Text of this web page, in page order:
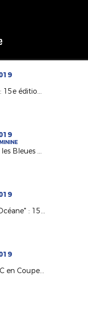
District de Vendée : 15e édition de Foot'Océane
Coupe du Monde : les Bleues dominent la Norvège !
Evénement "Foot'Océane" : 15e édition en vue !
Victoire de Sablé FC en Coupe Pays de la Loire OMR